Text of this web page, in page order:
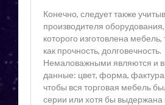
Конечно, следует также
производителя
которого изготовлена мебель,
как прочность, долговечность.
Немаловажными являются и
данные: цвет, форма,
чтобы вся торговая мебель
серии или хотя бы выдержана